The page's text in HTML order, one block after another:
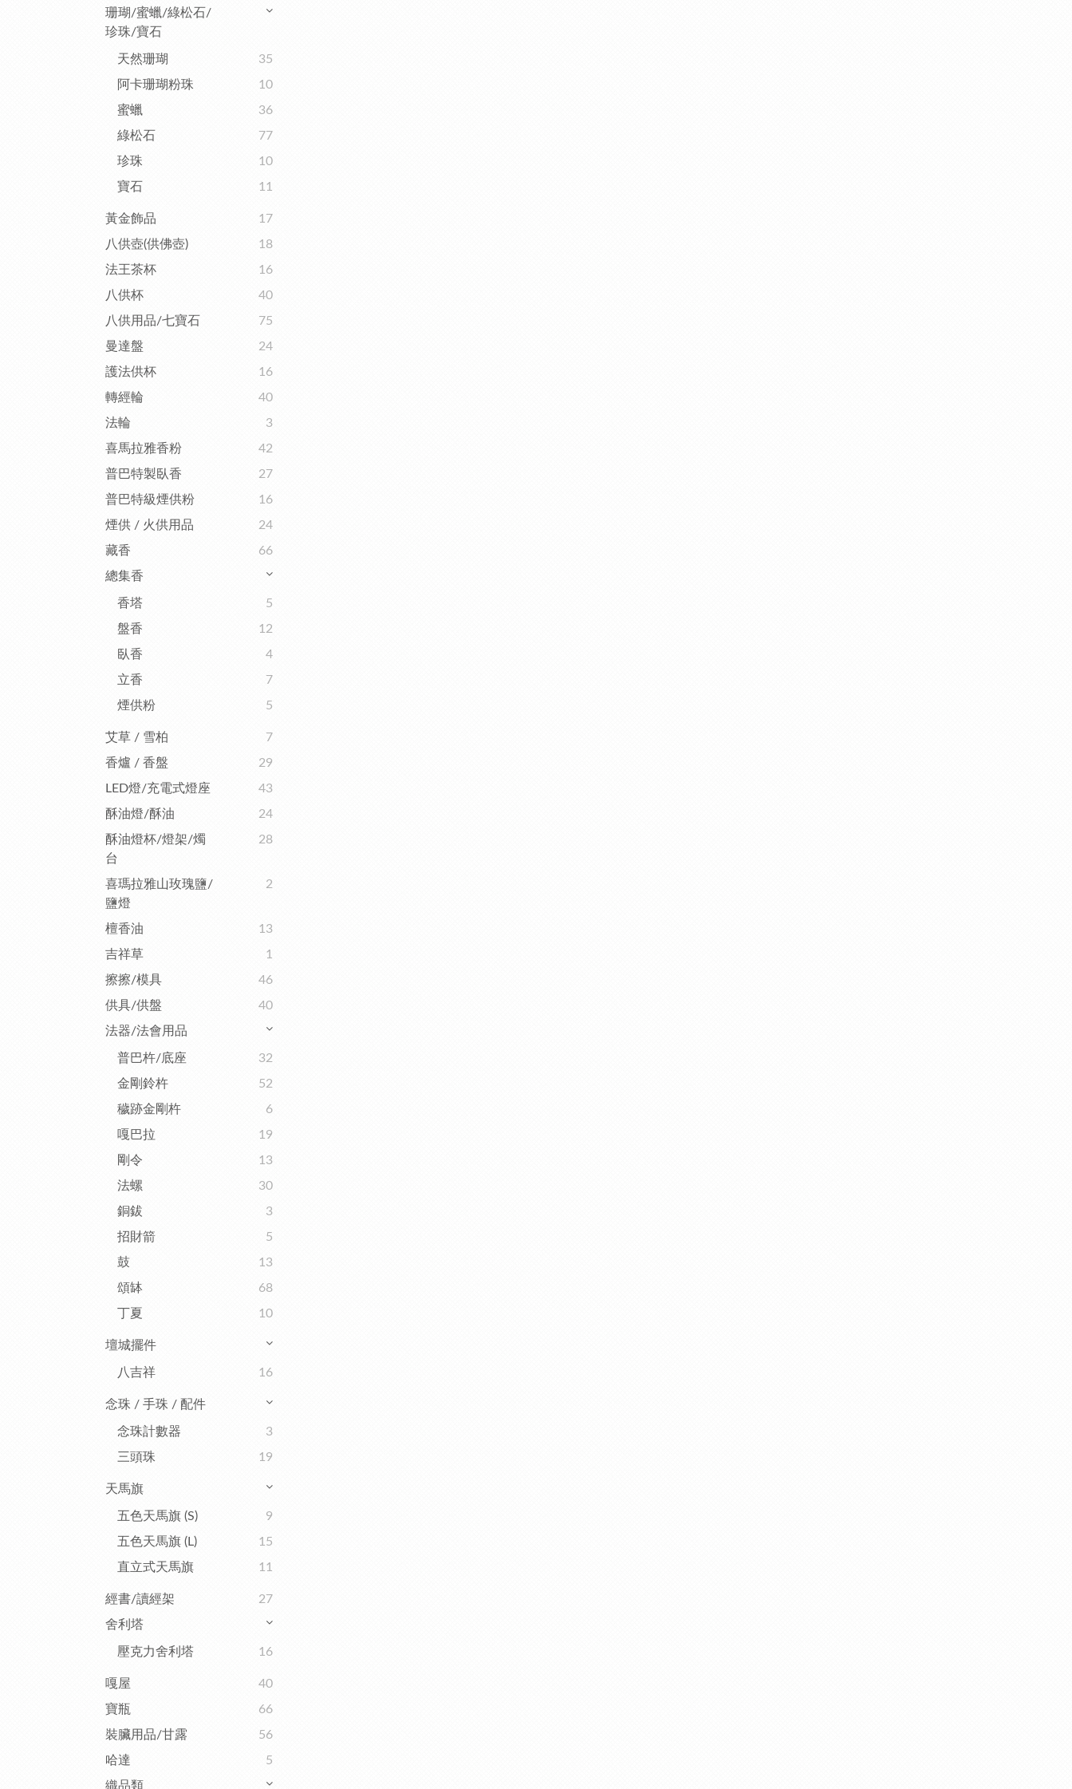
珊瑚/蜜蠟/綠松石/
珍珠/寶石
天然珊瑚
35
阿卡珊瑚粉珠
10
蜜蠟
36
綠松石
77
珍珠
10
寶石
11
黃金飾品
17
八供壺(供佛壺)
18
法王茶杯
16
八供杯
40
八供用品/七寶石
75
曼達盤
24
護法供杯
16
轉經輪
40
法輪
3
喜馬拉雅香粉
42
普巴特製臥香
27
普巴特級煙供粉
16
煙供 / 火供用品
24
藏香
66
總集香
香塔
5
盤香
12
臥香
4
立香
7
煙供粉
5
艾草 / 雪柏
7
香爐 / 香盤
29
LED燈/充電式燈座
43
酥油燈/酥油
24
酥油燈杯/燈架/燭
台
28
喜瑪拉雅山玫瑰鹽/
鹽燈
2
檀香油
13
吉祥草
1
擦擦/模具
46
供具/供盤
40
法器/法會用品
普巴杵/底座
32
金剛鈴杵
52
穢跡金剛杵
6
嘎巴拉
19
剛令
13
法螺
30
銅鈸
3
招財箭
5
鼓
13
頌缽
68
丁夏
10
壇城擺件
八吉祥 16
念珠 / 手珠 / 配件
念珠計數器
3
三頭珠
19
天馬旗
五色天馬旗 (S)
9
五色天馬旗 (L)
15
直立式天馬旗
11
經書/讀經架
27
舍利塔
壓克力舍利塔 16
嘎屋
40
寶瓶
66
裝臟用品/甘露
56
哈達
5
織品類